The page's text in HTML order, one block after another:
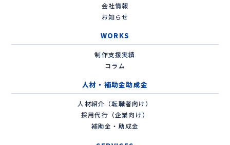
会社情報
お知らせ
WORKS
制作支援実績
コラム
人材・補助金助成金
人材紹介（転職者向け）
採用代行（企業向け）
補助金・助成金